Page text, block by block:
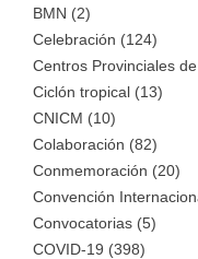
BMN (2)
Celebración (124)
Centros Provinciales
Ciclón tropical (13)
CNICM (10)
Colaboración (82)
Conmemoración (20)
Convención
Convocatorias (5)
COVID-19 (398)